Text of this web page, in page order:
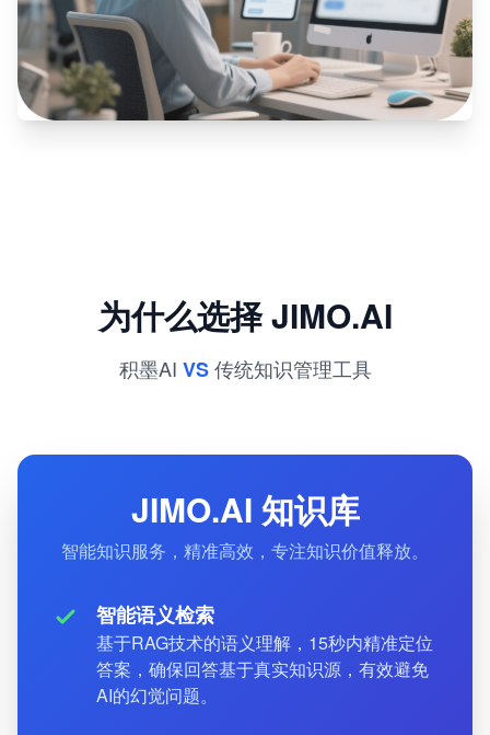
为什么选择 JIMO.AI
积墨AI VS传统知识管理工具
JIMO.AI 知识库
智能知识服务，精准高效，专注知识价值释放。
智能语义检索
基于RAG技术的语义理解，15秒内精准定位
答案，确保回答基于真实知识源，有效避免
AI的幻觉问题。